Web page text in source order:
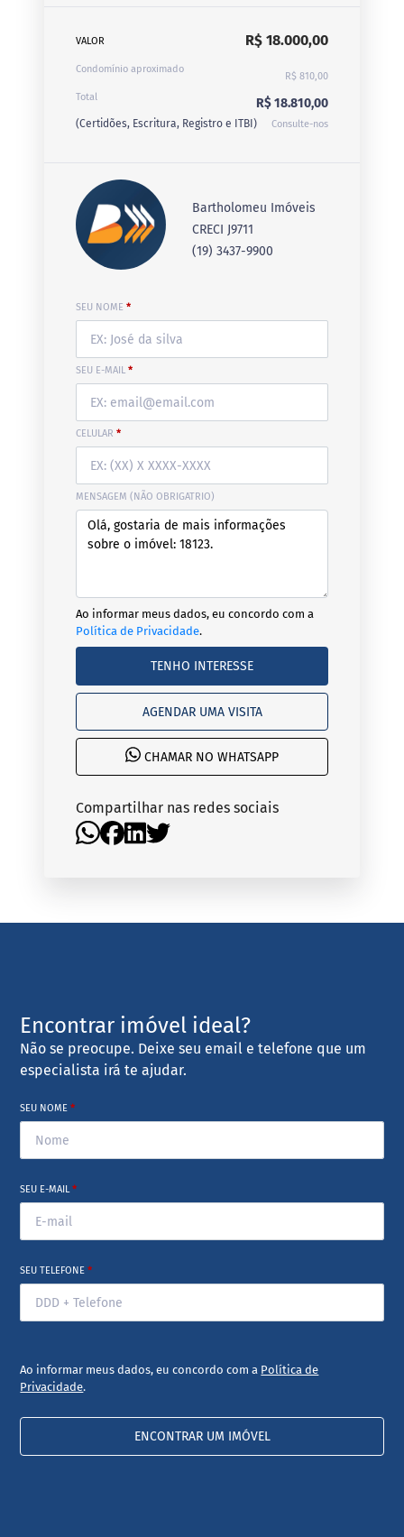
VALOR R$ 18.000,00
Condomínio aproximado
R$ 810,00
Total
R$ 18.810,00
(Certidões, Escritura, Registro e ITBI) Consulte-nos
Bartholomeu Imóveis
CRECI J9711
(19) 3437-9900
SEU NOME *
SEU E-MAIL *
CELULAR *
MENSAGEM (NÃO OBRIGATRIO)
Ao informar meus dados, eu concordo com a
Política de Privacidade.
TENHO INTERESSE
AGENDAR UMA VISITA
CHAMAR NO WHATSAPP
Compartilhar nas redes sociais
Encontrar imóvel ideal?
Não se preocupe. Deixe seu email e telefone que um
especialista irá te ajudar.
SEU NOME*
SEU E-MAIL*
SEU TELEFONE*
Ao informar meus dados, eu concordo com a Política de
Privacidade.
ENCONTRAR UM IMÓVEL